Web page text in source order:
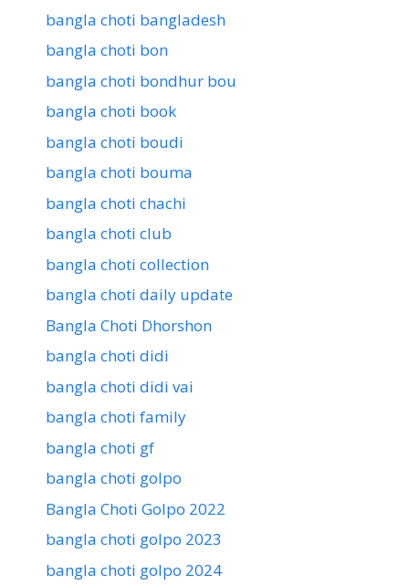
bangla choti bangladesh
bangla choti bon
bangla choti bondhur bou
bangla choti book
bangla choti boudi
bangla choti bouma
bangla choti chachi
bangla choti club
bangla choti collection
bangla choti daily update
Bangla Choti Dhorshon
bangla choti didi
bangla choti didi vai
bangla choti family
bangla choti gf
bangla choti golpo
Bangla Choti Golpo 2022
bangla choti golpo 2023
bangla choti golpo 2024